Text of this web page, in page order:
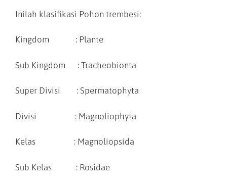
Inilah klasifikasi Pohon trembesi:
Kingdom : Plante
Sub Kingdom : Tracheobionta
Super Divisi : Spermatophyta
Divisi : Magnoliophyta
Kelas : Magnoliopsida
Sub Kelas : Rosidae